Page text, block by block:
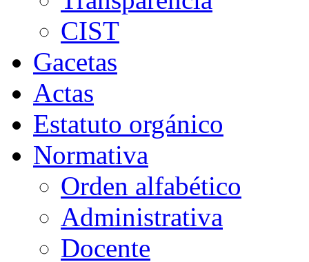
CIST
Gacetas
Actas
Estatuto orgánico
Normativa
Orden alfabético
Administrativa
Docente